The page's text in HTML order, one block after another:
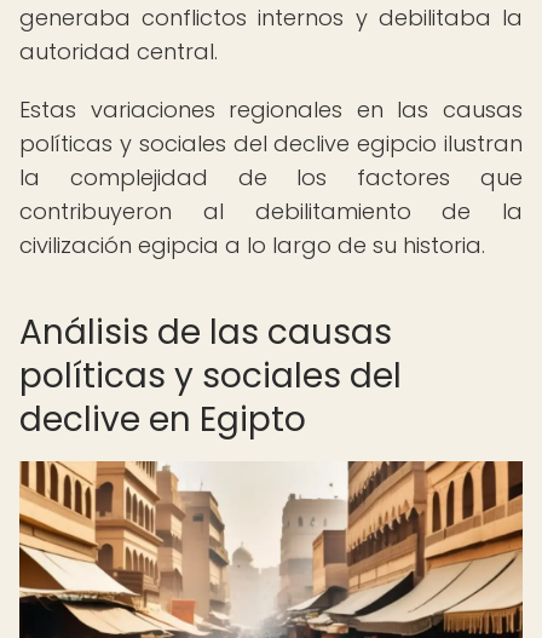
generaba conflictos internos y debilitaba la
autoridad central.
Estas variaciones regionales en las causas
políticas y sociales del declive egipcio ilustran
la complejidad de los factores que
contribuyeron al debilitamiento de la
civilización egipcia a lo largo de su historia.
Análisis de las causas
políticas y sociales del
declive en Egipto